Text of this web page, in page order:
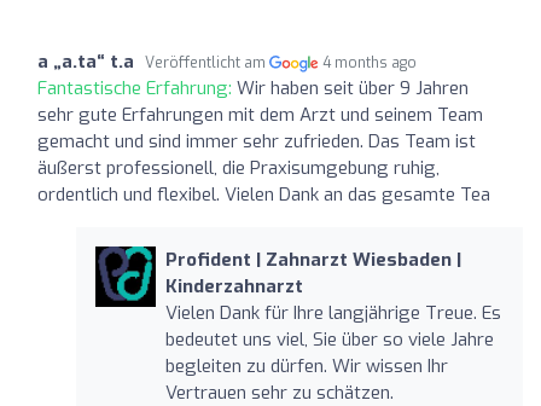
a „a.ta“ t.a Veröffentlicht am 4 months ago
Fantastische Erfahrung: Wir haben seit über 9 Jahren
sehr gute Erfahrungen mit dem Arzt und seinem Team
gemacht und sind immer sehr zufrieden. Das Team ist
äußerst professionell, die Praxisumgebung ruhig,
ordentlich und flexibel. Vielen Dank an das gesamte Tea
Profident | Zahnarzt Wiesbaden |
Kinderzahnarzt
Vielen Dank für Ihre langjährige Treue. Es
bedeutet uns viel, Sie über so viele Jahre
begleiten zu dürfen. Wir wissen Ihr
Vertrauen sehr zu schätzen.